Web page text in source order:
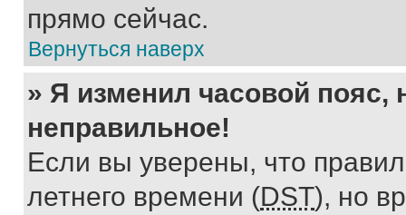
прямо сейчас.
Вернуться наверх
» Я изменил часовой пояс,
неправильное!
Если вы уверены, что
летнего времени (DST), но